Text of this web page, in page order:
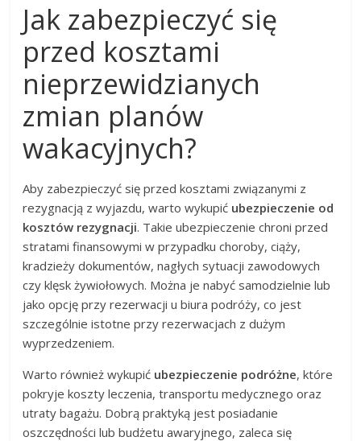
Jak zabezpieczyć się
przed kosztami
nieprzewidzianych
zmian planów
wakacyjnych?
Aby zabezpieczyć się przed kosztami związanymi z
rezygnacją z wyjazdu, warto wykupić ubezpieczenie od
kosztów rezygnacji. Takie ubezpieczenie chroni przed
stratami finansowymi w przypadku choroby, ciąży,
kradzieży dokumentów, nagłych sytuacji zawodowych
czy klęsk żywiołowych. Można je nabyć samodzielnie lub
jako opcję przy rezerwacji u biura podróży, co jest
szczególnie istotne przy rezerwacjach z dużym
wyprzedzeniem.
Warto również wykupić ubezpieczenie podróżne, które
pokryje koszty leczenia, transportu medycznego oraz
utraty bagażu. Dobrą praktyką jest posiadanie
oszczędności lub budżetu awaryjnego, zaleca się